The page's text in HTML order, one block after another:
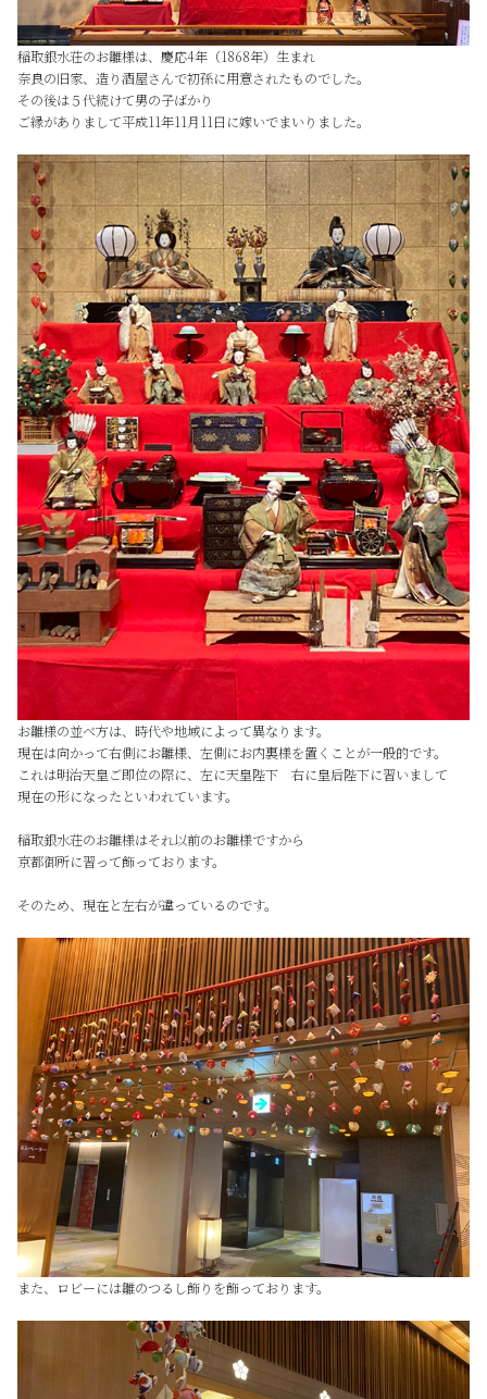
稲取銀水荘のお雛様は、慶応4年（1868年）生まれ
奈良の旧家、造り酒屋さんで初孫に用意されたものでした。
その後は５代続けて男の子ばかり
ご縁がありまして平成11年11月11日に嫁いでまいりました。
お雛様の並べ方は、時代や地域によって異なります。
現在は向かって右側にお雛様、左側にお内裏様を置くことが一般的です。
これは明治天皇ご即位の際に、左に天皇陛下 右に皇后陛下に習いまして
現在の形になったといわれています。
稲取銀水荘のお雛様はそれ以前のお雛様ですから
京都御所に習って飾っております。
そのため、現在と左右が違っているのです。
また、ロビーには雛のつるし飾りを飾っております。